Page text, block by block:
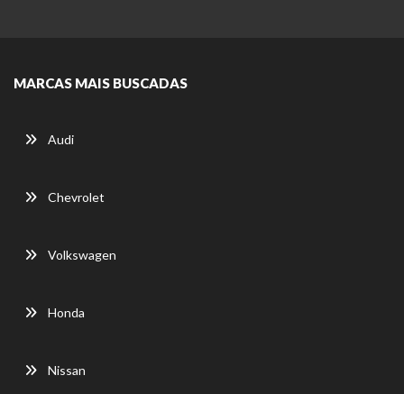
MARCAS MAIS BUSCADAS
Audi
Chevrolet
Volkswagen
Honda
Nissan